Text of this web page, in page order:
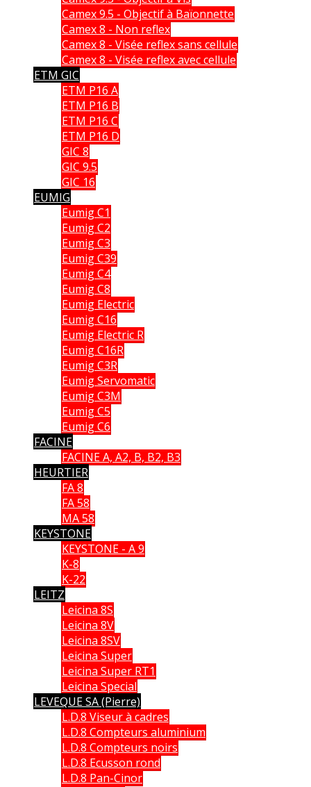
Camex 9.5 - Objectif à Baïonnette
Camex 8 - Non reflex
Camex 8 - Visée reflex sans cellule
Camex 8 - Visée reflex avec cellule
ETM GIC
ETM P16 A
ETM P16 B
ETM P16 C
ETM P16 D
GIC 8
GIC 9.5
GIC 16
EUMIG
Eumig C1
Eumig C2
Eumig C3
Eumig C39
Eumig C4
Eumig C8
Eumig Electric
Eumig C16
Eumig Electric R
Eumig C16R
Eumig C3R
Eumig Servomatic
Eumig C3M
Eumig C5
Eumig C6
FACINE
FACINE A, A2, B, B2, B3
HEURTIER
FA 8
FA 58
MA 58
KEYSTONE
KEYSTONE - A 9
K-8
K-22
LEITZ
Leicina 8S
Leicina 8V
Leicina 8SV
Leicina Super
Leicina Super RT1
Leicina Special
LEVEQUE SA (Pierre)
L.D.8 Viseur à cadres
L.D.8 Compteurs aluminium
L.D.8 Compteurs noirs
L.D.8 Ecusson rond
L.D.8 Pan-Cinor